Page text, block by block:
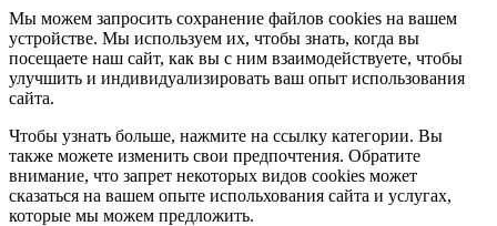
Мы можем запросить сохранение файлов cookies на вашем
устройстве. Мы используем их, чтобы знать, когда вы
посещаете наш сайт, как вы с ним взаимодействуете, чтобы
улучшить и индивидуализировать ваш опыт использования
сайта.
Чтобы узнать больше, нажмите на ссылку категории. Вы
также можете изменить свои предпочтения. Обратите
внимание, что запрет некоторых видов cookies может
сказаться на вашем опыте испольхования сайта и услугах,
которые мы можем предложить.